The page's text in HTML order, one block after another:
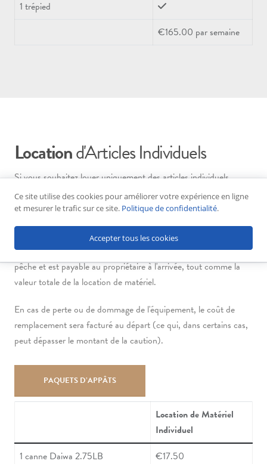
1 trépied
€165.00 par semaine
Locationd'Articles Individuels
Si vous souhaitez louer uniquement des articles individuels,
veuillez consulter le guide des prix :
la valeur totale de la location de matériel est exigée pour toutes
les réservations où les parties ont choisi de louer du matériel de
pêche et est payable au propriétaire à l'arrivée, tout comme la
valeur totale de la location de matériel.
En cas de perte ou de dommage de l'équipement, le coût de
remplacement sera facturé au départ (ce qui, dans certains cas,
peut dépasser le montant de la caution).
PAQUETS D’APPÂTS
Location de Matériel
Individuel
1 canne Daiwa 2.75LB
€17.50
Ce site utilise des cookies pour améliorer votre expérience en ligne
et mesurer le trafic sur ce site. Politique de confidentialité.
Accepter tous les cookies